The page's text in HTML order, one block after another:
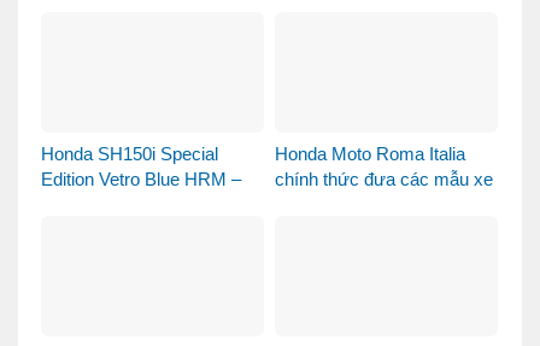
Honda SH150i Special
Edition Vetro Blue HRM –
Honda Moto Roma Italia
chính thức đưa các mẫu xe